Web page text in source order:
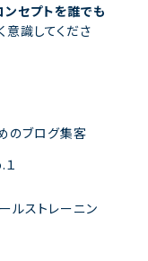
セプトを誰でも
意識してくださ
のブログ集客
ルストレーニン